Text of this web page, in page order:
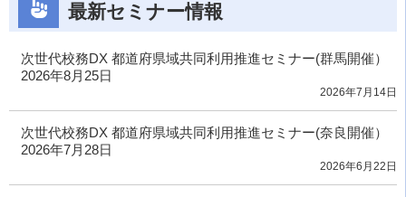
最新セミナー情報
次世代校務DX 都道府県域共同利用推進セミナー(群馬開催）
2026年8月25日
2026年7月14日
次世代校務DX 都道府県域共同利用推進セミナー(奈良開催）
2026年7月28日
2026年6月22日